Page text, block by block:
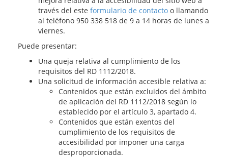
través del este formulario de contacto o llamando
al teléfono 950 338 518 de 9 a 14 horas de lunes a
viernes.
Puede presentar:
Una queja relativa al cumplimiento de los
requisitos del RD 1112/2018.
Una solicitud de información accesible relativa a:
Contenidos que están excluidos del ámbito
de aplicación del RD 1112/2018 según lo
establecido por el artículo 3, apartado 4.
Contenidos que están exentos del
cumplimiento de los requisitos de
accesibilidad por imponer una carga
desproporcionada.